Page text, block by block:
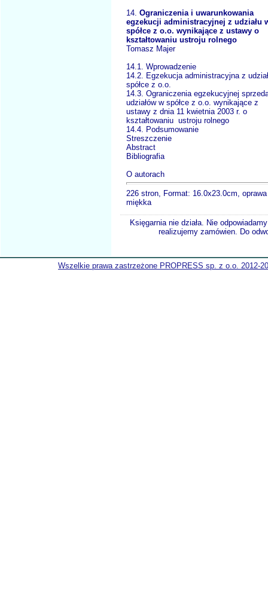
14. Ograniczenia i uwarunkowania
egzekucji administracyjnej z udziału
spółce z o.o. wynikające z ustawy o
kształtowaniu ustroju rolnego
Tomasz Majer
14.1. Wprowadzenie
14.2. Egzekucja administracyjna z
spółce z o.o.
14.3. Ograniczenia egzekucyjnej
udziałów w spółce z o.o. wynikające z
ustawy z dnia 11 kwietnia 2003 r. o
kształtowaniu ustroju rolnego
14.4. Podsumowanie
Streszczenie
Abstract
Bibliografia
O autorach
226 stron, Format: 16.0x23.0cm, oprawa
miękka
Księgarnia nie działa. Nie
realizujemy zamówien. Do
Wszelkie prawa zastrzeżone PROPRESS sp. z o.o. 2012-